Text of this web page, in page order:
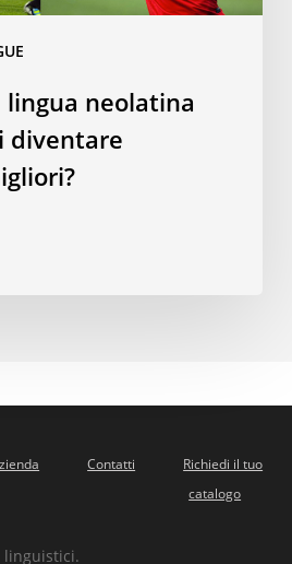
lingua neolatina
diventare
Contatti
Richiedi il tuo
catalogo
linguistici.